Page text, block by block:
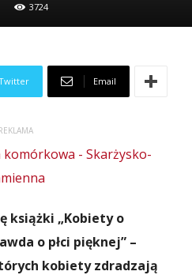
3724
Email
książki „Kobiety o
o płci pięknej” –
kobiety zdradzają